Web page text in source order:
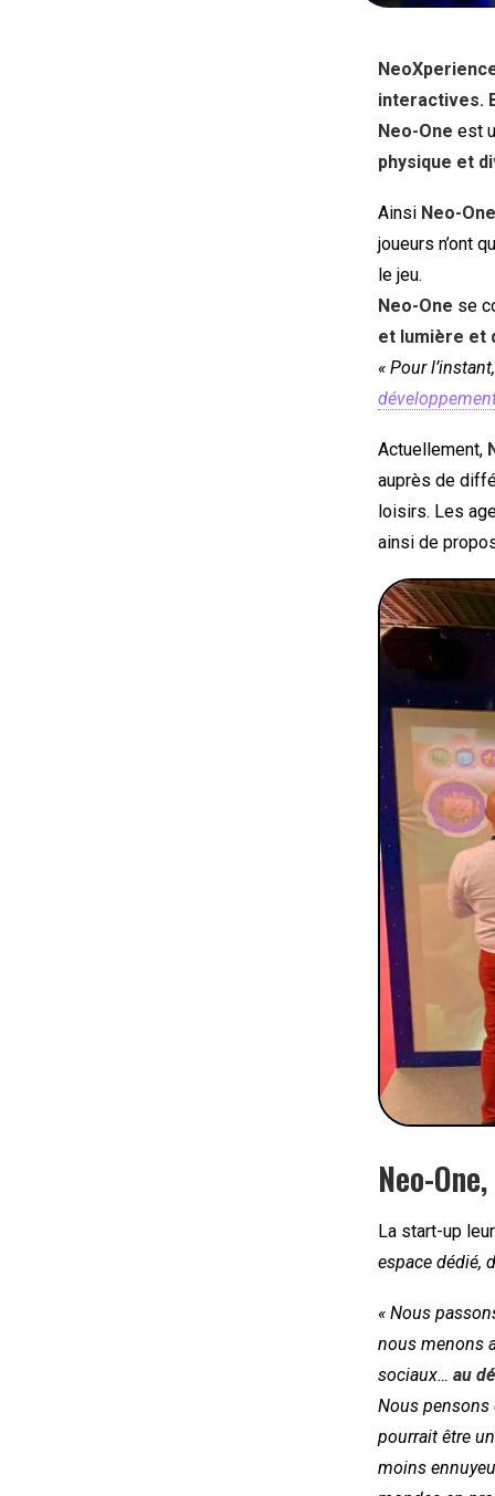
interactives.
Neo-One est u
physique et
Ainsi Neo-One
joueurs n’ont
le jeu.
Neo-One se
et lumière et
« Pour
Actuellement,
auprès de
loisirs. Les
ainsi de
Neo-
La start-up
espace dédié,
« Nous
nous menons
sociaux… au
Nous pensons
pourrait être
moins